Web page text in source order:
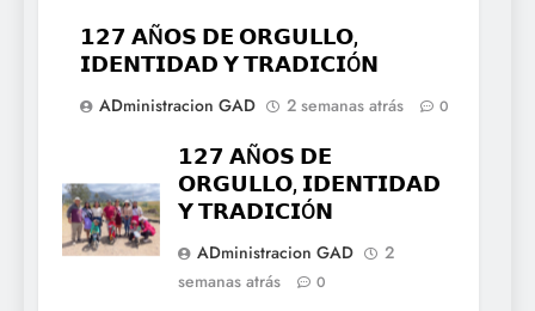
𝟭𝟮𝟳 𝗔Ñ𝗢𝗦 𝗗𝗘 𝗢𝗥𝗚𝗨𝗟𝗟𝗢,
𝗜𝗗𝗘𝗡𝗧𝗜𝗗𝗔𝗗 𝗬 𝗧𝗥𝗔𝗗𝗜𝗖𝗜Ó𝗡
ADministracion GAD
2 semanas atrás 0
𝟭𝟮𝟳 𝗔Ñ𝗢𝗦 𝗗𝗘
𝗢𝗥𝗚𝗨𝗟𝗟𝗢, 𝗜𝗗𝗘𝗡𝗧𝗜𝗗𝗔𝗗
𝗬 𝗧𝗥𝗔𝗗𝗜𝗖𝗜Ó𝗡
ADministracion GAD
2
semanas atrás
0